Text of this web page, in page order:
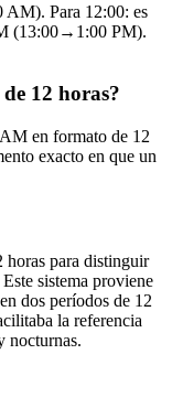
Para 12:00: es
(13:00→1:00 PM).
12 horas?
en formato de 12
exacto en que un
horas para distinguir
sistema proviene
dos períodos de 12
la referencia
nocturnas.